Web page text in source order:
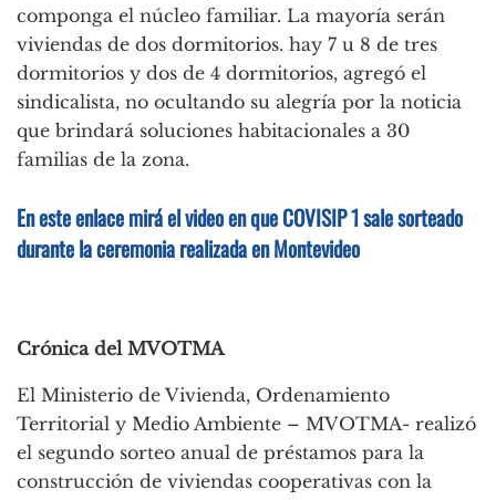
componga el núcleo familiar. La mayoría serán
viviendas de dos dormitorios. hay 7 u 8 de tres
dormitorios y dos de 4 dormitorios, agregó el
sindicalista, no ocultando su alegría por la noticia
que brindará soluciones habitacionales a 30
familias de la zona.
En este enlace mirá el video en que COVISIP 1 sale sorteado
durante la ceremonia realizada en Montevideo
Crónica del MVOTMA
El Ministerio de Vivienda, Ordenamiento
Territorial y Medio Ambiente – MVOTMA- realizó
el segundo sorteo anual de préstamos para la
construcción de viviendas cooperativas con la